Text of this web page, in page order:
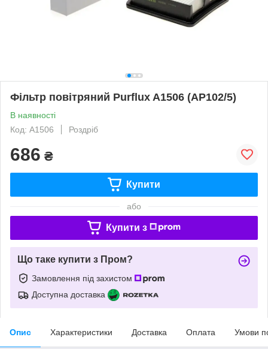
Фільтр повітряний Purflux A1506 (AP102/5)
В наявності
Код: A1506
Роздріб
686 ₴
Купити
або
Купити з
Що таке купити з Пром?
Замовлення під захистом
Доступна доставка
Опис Характеристики Доставка Оплата Умови